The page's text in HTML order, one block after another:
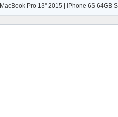
MacBook Pro 13'' 2015 | iPhone 6S 64GB